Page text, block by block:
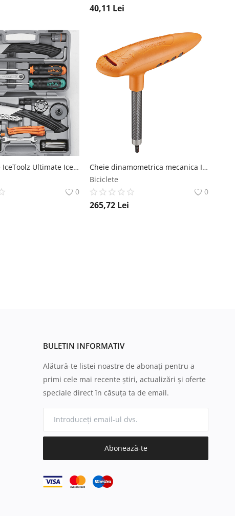
40,11 Lei
Trusa Scule IceToolz Ultimate IceToolz
0
Cheie dinamometrica mecanica IceToolz
Biciclete
0
265,72 Lei
BULETIN INFORMATIV
Alătură-te listei noastre de abonați pentru a
primi cele mai recente știri, actualizări și oferte
speciale direct în căsuța ta de email.
Abonează-te